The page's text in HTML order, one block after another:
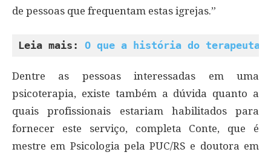
de pessoas que frequentam estas igrejas.”
Leia mais: O que a história do terapeuta
Dentre as pessoas interessadas em uma
psicoterapia, existe também a dúvida quanto a
quais profissionais estariam habilitados para
fornecer este serviço, completa Conte, que é
mestre em Psicologia pela PUC/RS e doutora em